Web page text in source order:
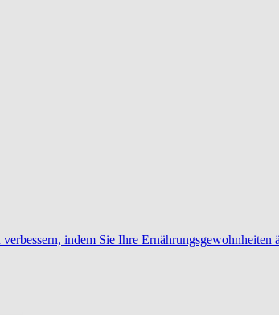
indem Sie Ihre Ernährungsgewohnheiten